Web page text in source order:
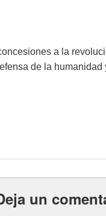
a la
de la humanidad
un